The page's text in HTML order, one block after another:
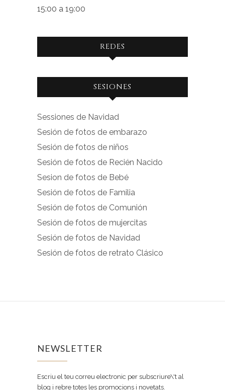
15:00 a 19:00
REDES
Ver
facebook.com
en
Facebook
Ver
instagram.com
en
Instagram
SESIONES
Sessiones de Navidad
Sesión de fotos de embarazo
Sesión de fotos de niños
Sesión de fotos de Recién Nacido
Sesion de fotos de Bebé
Sesión de fotos de Familia
Sesión de fotos de Comunión
Sesión de fotos de mujercitas
Sesión de fotos de Navidad
Sesión de fotos de retrato Clásico
NEWSLETTER
Escriu el teu correu electronic per subscriure\'t al
blog i rebre totes les promocions i novetats.